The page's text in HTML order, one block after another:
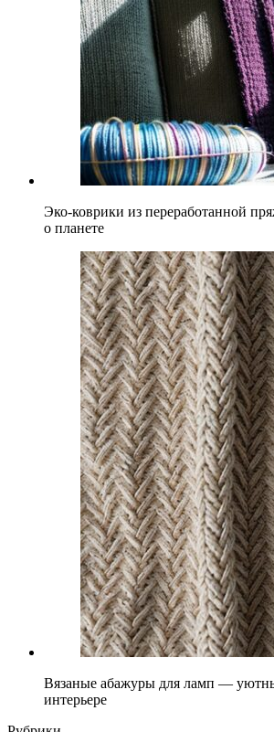
Эко-коврики из переработанной
о планете
Вязаные абажуры для ламп —
интерьере